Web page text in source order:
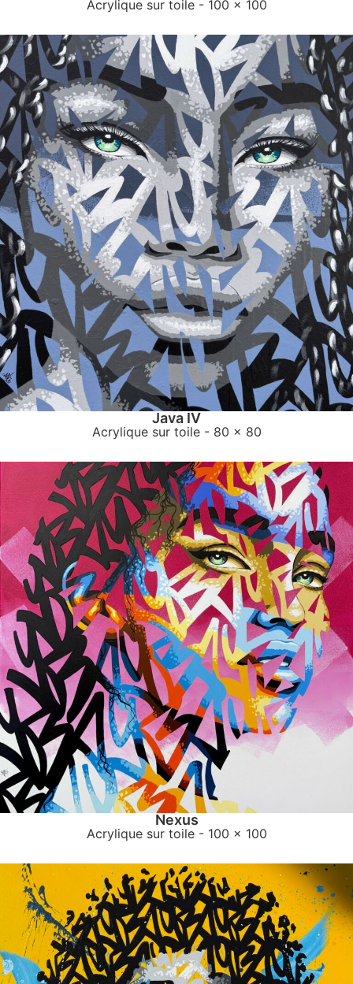
Acrylique sur toile- 100 x 100
Java IV
Acrylique sur toile- 80 x 80
Nexus
Acrylique sur toile- 100 x 100